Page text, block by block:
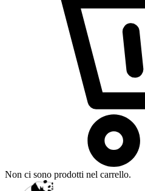
Non ci sono prodotti nel carrello.